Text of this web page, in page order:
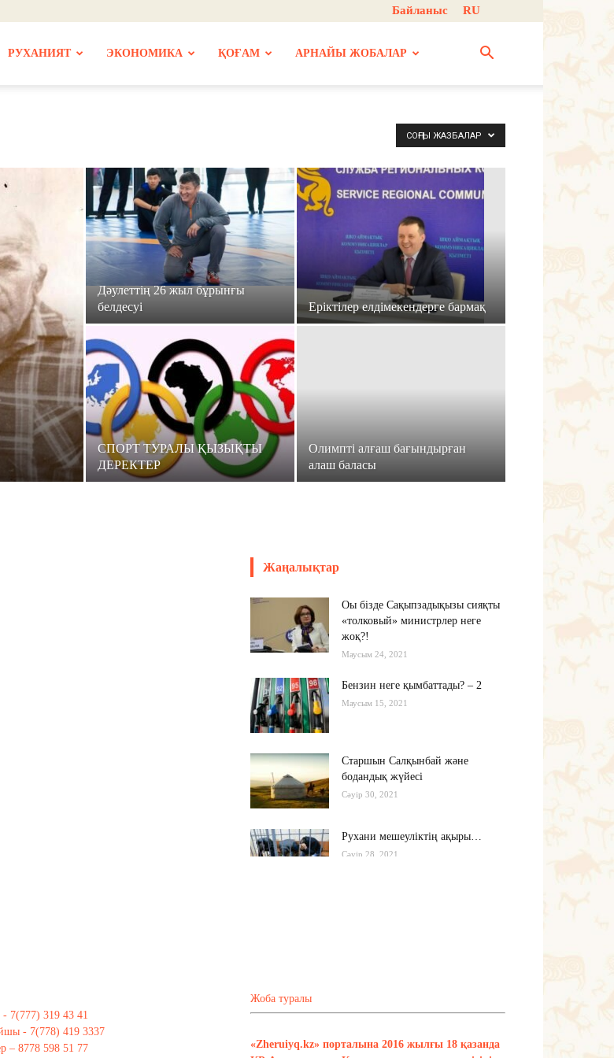
Байланыс RU
РУХАНИЯТ ЭКОНОМИКА ҚОҒАМ АРНАЙЫ ЖОБАЛАР
СОҢҒЫ ЖАЗБАЛАР
Дәулеттің 26 жыл бұрынғы
белдесуі
Еріктілер елдімекендерге бармақ
СПОРТ ТУРАЛЫ ҚЫЗЫҚТЫ
ДЕРЕКТЕР
Олимпті алғаш бағындырған
алаш баласы
Жаңалықтар
Оы бізде Сақыпзадықызы сияқты
«толковый» министрлер неге
жоқ?!
Маусым 24, 2021
Бензин неге қымбаттады? – 2
Маусым 15, 2021
Старшын Салқынбай және
бодандық жүйесі
Сәуір 30, 2021
Рухани мешеуліктің ақыры…
Сәуір 28, 2021
- 7(777) 319 43 41
- 7(778) 419 3337
– 8778 598 51 77
Жоба туралы
«Zheruiyq.kz» порталына 2016 жылғы 18 қазанда